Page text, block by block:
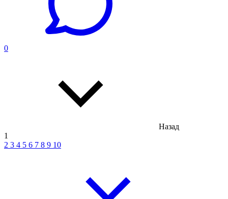
0
Назад
1
2 3 4 5 6 7 8 9 10